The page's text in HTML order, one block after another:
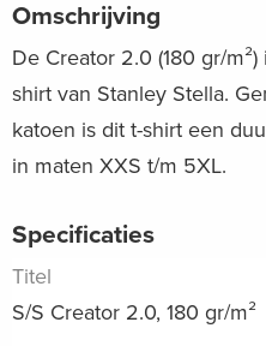
Omschrijving
De Creator 2.0 (180 gr/
shirt van Stanley Stella.
katoen is dit t-shirt een
in maten XXS t/m 5XL.
Specificaties
Titel
S/S Creator 2.0, 180 gr/m²